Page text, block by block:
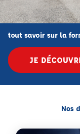
tout savoir sur la
JE
Nos